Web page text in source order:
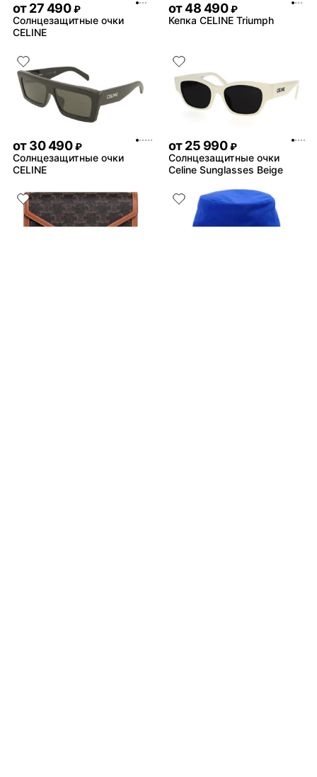
от27 490 ₽
Солнцезащитные очки
CELINE
от48 490 ₽
Кепка CELINE Triumph
от30 490 ₽
Солнцезащитные очки
CELINE
от25 990 ₽
Солнцезащитные очки
Celine Sunglasses Beige